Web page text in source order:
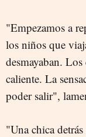
"Empezamos a
los niños que
desmayaban.
caliente. La
poder salir",
"Una chica